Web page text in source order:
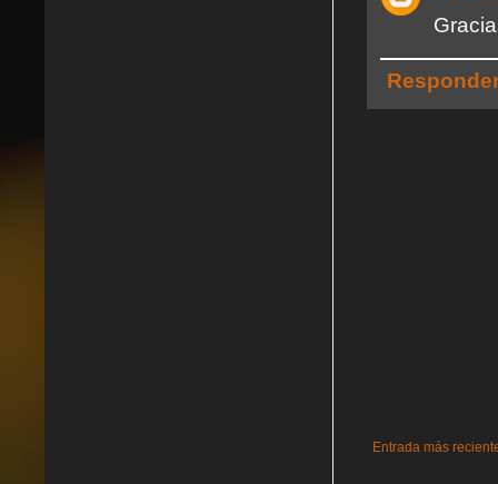
Entrada más